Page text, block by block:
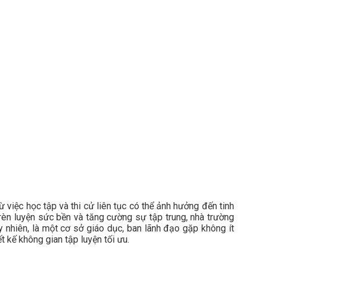
học tập và thi cử liên tục có thể ảnh hưởng đến tinh
luyện sức bền và tăng cường sự tập trung, nhà trường
là một cơ sở giáo dục, ban lãnh đạo gặp không ít
kế không gian tập luyện tối ưu.